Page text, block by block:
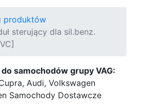
produktów
sterujący dla sil.benz.
samochodów grupy VAG:
Audi, Volkswagen
Samochody Dostawcze